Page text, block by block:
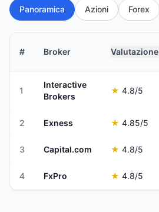
Panoramica Azioni Forex
# Broker Valutazione
1
Interactive
Brokers
★ 4.8/5
2 Exness ★ 4.85/5
3 Capital.com ★ 4.8/5
4 FxPro ★ 4.8/5